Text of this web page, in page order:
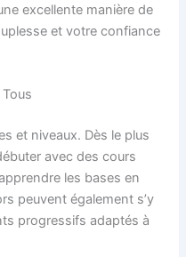
excellente manière de
et votre confiance
et niveaux. Dès le plus
avec des cours
les bases en
peuvent également s’y
progressifs adaptés à